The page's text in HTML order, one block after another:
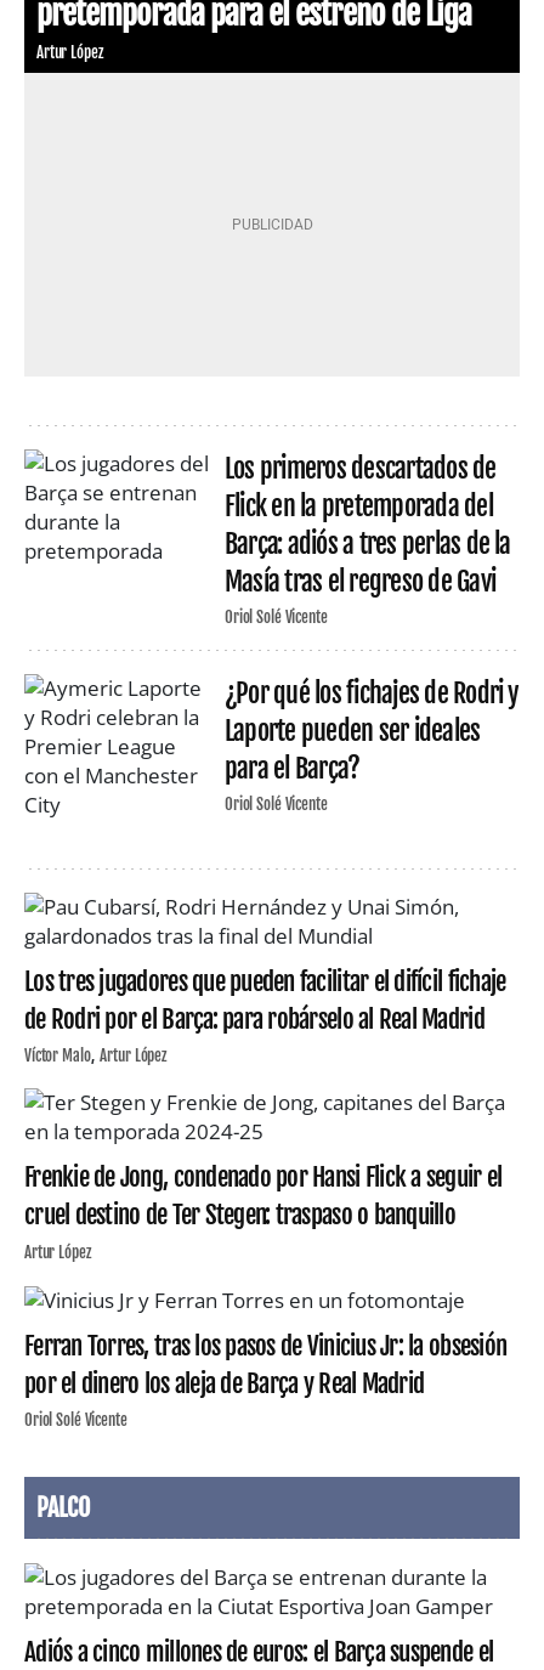
pretemporada para el estreno de Liga
Artur López
Los primeros descartados de
Flick en la pretemporada del
Barça: adiós a tres perlas de la
Masía tras el regreso de Gavi
Oriol Solé Vicente
¿Por qué los fichajes de Rodri y
Laporte pueden ser ideales
para el Barça?
Oriol Solé Vicente
Los tres jugadores que pueden facilitar el difícil fichaje
de Rodri por el Barça: para robárselo al Real Madrid
Víctor Malo Artur López
Frenkie de Jong, condenado por Hansi Flick a seguir el
cruel destino de Ter Stegen: traspaso o banquillo
Artur López
Ferran Torres, tras los pasos de Vinicius Jr: la obsesión
por el dinero los aleja de Barça y Real Madrid
Oriol Solé Vicente
PALCO
Adiós a cinco millones de euros: el Barça suspende el